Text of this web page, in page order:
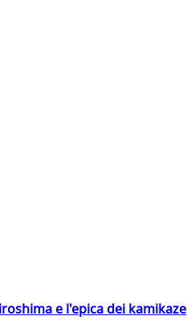
e l'epica dei kamikaze